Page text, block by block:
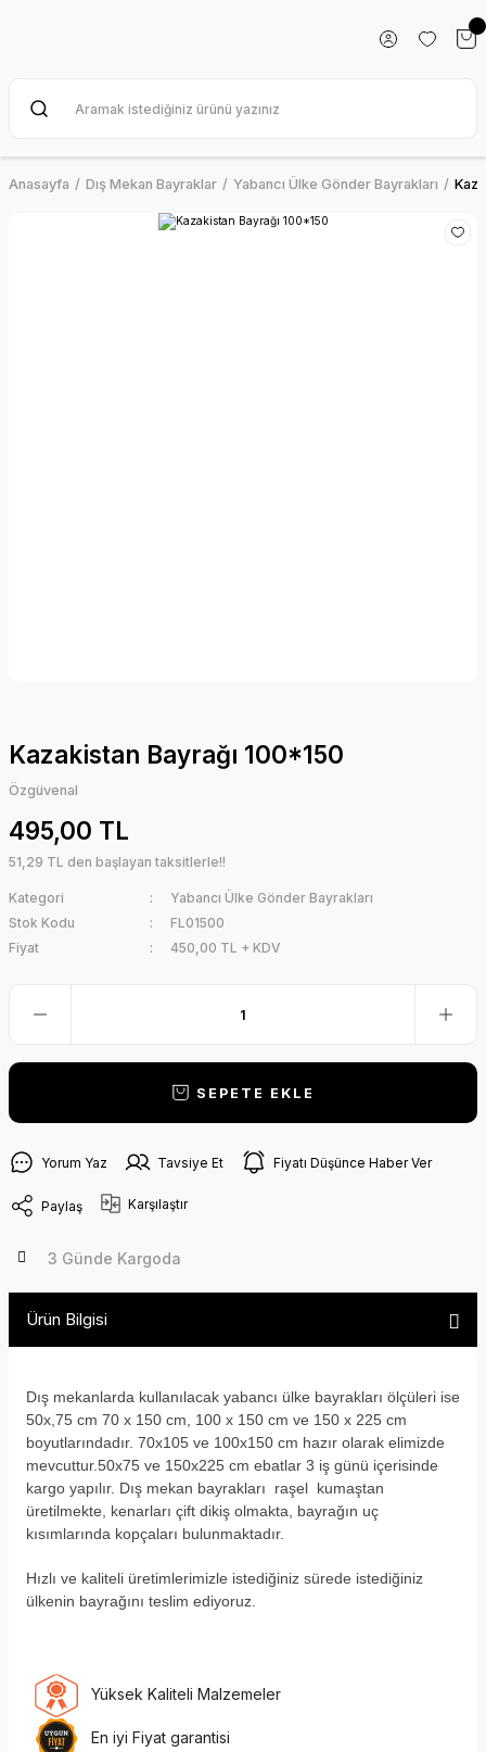
Anasayfa Dış Mekan Bayraklar Yabancı Ülke Gönder Bayrakları
Kazakistan Bayrağı 100*150
Özgüvenal
495,00 TL
51,29 TL den başlayan taksitlerle!!
Kategori
Yabancı Ülke Gönder Bayrakları
Stok Kodu
FL01500
Fiyat
450,00 TL + KDV
SEPETE EKLE
Yorum Yaz Tavsiye Et Fiyatı Düşünce Haber Ver
Paylaş Karşılaştır
3 Günde Kargoda
Ürün Bilgisi
Dış mekanlarda kullanılacak yabancı ülke bayrakları ölçüleri ise
50x,75 cm 70 x 150 cm, 100 x 150 cm ve 150 x 225 cm
boyutlarındadır. 70x105 ve 100x150 cm hazır olarak elimizde
mevcuttur.50x75 ve 150x225 cm ebatlar 3 iş günü içerisinde
kargo yapılır. Dış mekan bayrakları raşel kumaştan
üretilmekte, kenarları çift dikiş olmakta, bayrağın uç
kısımlarında kopçaları bulunmaktadır.
Hızlı ve kaliteli üretimlerimizle istediğiniz sürede istediğiniz
ülkenin bayrağını teslim ediyoruz.
Yüksek Kaliteli Malzemeler
En iyi Fiyat garantisi